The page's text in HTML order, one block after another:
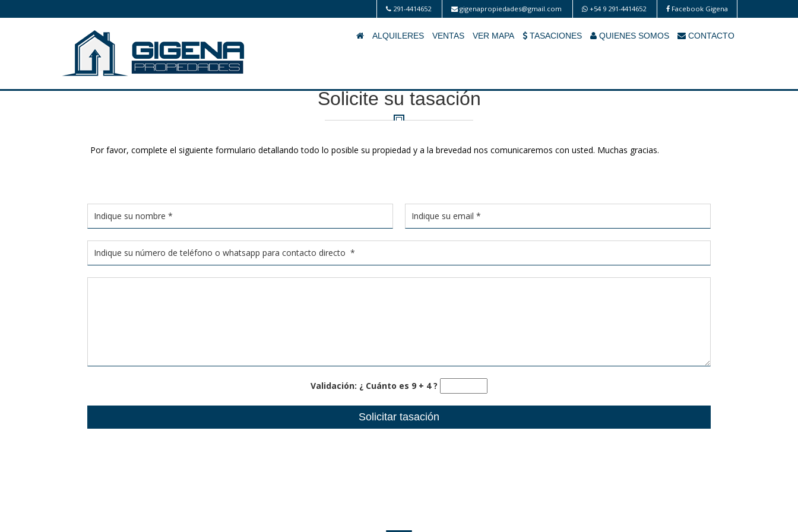
291-4414652 gigenapropiedades@gmail.com +54 9 291-4414652 Facebook Gigena
ALQUILERES VENTAS VER MAPA TASACIONES QUIENES SOMOS CONTACTO
Solicite su tasación
Por favor, complete el siguiente formulario detallando todo lo posible su propiedad y a la brevedad nos comunicaremos con usted. Muchas gracias.
Validación: ¿ Cuánto es 9 + 4 ?